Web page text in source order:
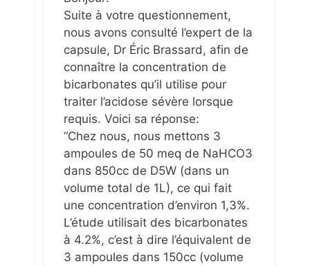
Suite à votre questionnement,
nous avons consulté l’expert de la
capsule, Dr Éric Brassard, afin de
connaître la concentration de
bicarbonates qu’il utilise pour
traiter l’acidose sévère lorsque
requis. Voici sa réponse:
“Chez nous, nous mettons 3
ampoules de 50 meq de NaHCO3
dans 850cc de D5W (dans un
volume total de 1L), ce qui fait
une concentration d’environ 1,3%.
L’étude utilisait des bicarbonates
à 4.2%, c’est à dire l’équivalent de
3 ampoules dans 150cc (volume